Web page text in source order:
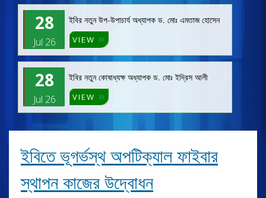
28
Jul 26
ইবির নতুন উপ-উপাচার্য অধ্যাপক ড. মোঃ এমতাজ হোসেন
VIEW
28
Jul 26
ইবির নতুন কোষাধ্যক্ষ অধ্যাপক ড. মোঃ ইদ্রিস আলী
VIEW
ইবিতে ভূগর্ভস্থ অপটিক্যাল ফাইবার
স্থাপন কাজের উদ্বোধন